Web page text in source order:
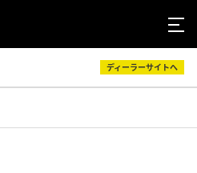
ディーラーサイトへ